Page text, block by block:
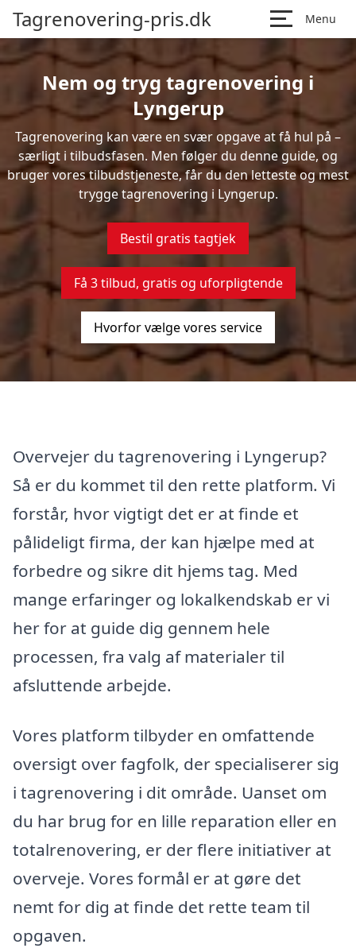
Tagrenovering-pris.dk Menu
Nem og tryg tagrenovering i
Lyngerup
Tagrenovering kan være en svær opgave at få hul på –
særligt i tilbudsfasen. Men følger du denne guide, og
bruger vores tilbudstjeneste, får du den letteste og mest
trygge tagrenovering i Lyngerup.
Bestil gratis tagtjek
Få 3 tilbud, gratis og uforpligtende
Hvorfor vælge vores service
Overvejer du tagrenovering i Lyngerup?
Så er du kommet til den rette platform. Vi
forstår, hvor vigtigt det er at finde et
pålideligt firma, der kan hjælpe med at
forbedre og sikre dit hjems tag. Med
mange erfaringer og lokalkendskab er vi
her for at guide dig gennem hele
processen, fra valg af materialer til
afsluttende arbejde.
Vores platform tilbyder en omfattende
oversigt over fagfolk, der specialiserer sig
i tagrenovering i dit område. Uanset om
du har brug for en lille reparation eller en
totalrenovering, er der flere initiativer at
overveje. Vores formål er at gøre det
nemt for dig at finde det rette team til
opgaven.